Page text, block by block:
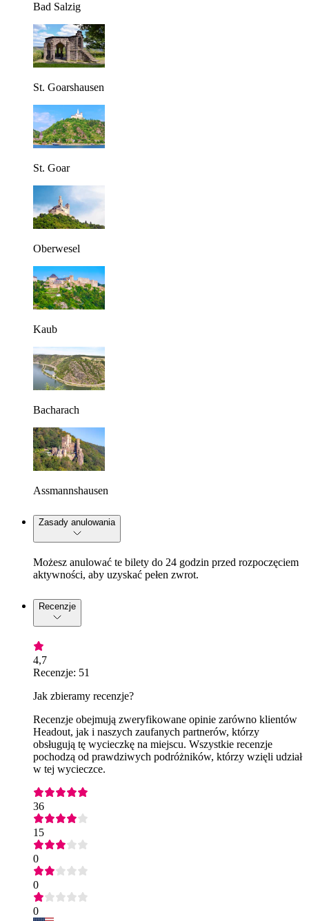
Bad Salzig
St. Goarshausen
St. Goar
Oberwesel
Kaub
Bacharach
Assmannshausen
Zasady anulowania
Możesz anulować te bilety do 24 godzin przed rozpoczęciem
aktywności, aby uzyskać pełen zwrot.
Recenzje
4,7
Recenzje: 51
Jak zbieramy recenzje?
Recenzje obejmują zweryfikowane opinie zarówno klientów
Headout, jak i naszych zaufanych partnerów, którzy
obsługują tę wycieczkę na miejscu. Wszystkie recenzje
pochodzą od prawdziwych podróżników, którzy wzięli udział
w tej wycieczce.
36
15
0
0
0